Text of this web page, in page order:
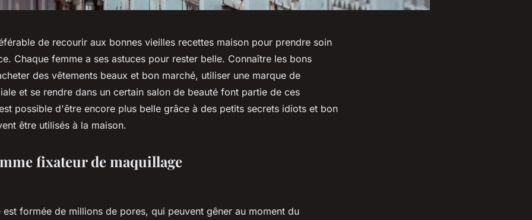
de recourir aux bonnes vieilles recettes maison pour prendre soin
Chaque femme a ses astuces pour rester belle. Connaître les bons
des vêtements beaux et bon marché, utiliser une marque de
et se rendre dans un certain salon de beauté font partie de ces
possible d'être encore plus belle grâce à des petits secrets idiots et bon
être utilisés à la maison.
fixateur de maquillage
est formée de millions de pores, qui peuvent gêner au moment du